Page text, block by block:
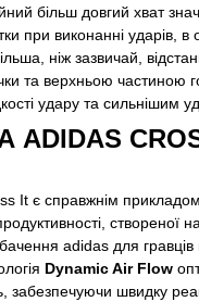
більш довгий хват
при виконанні ударів,
ніж зазвичай,
та верхньою частиною
удару та сильнішим
ADIDAS
It є справжнім
створеної
adidas для гравців
Dynamic Air Flow
забезпечуючи швидку